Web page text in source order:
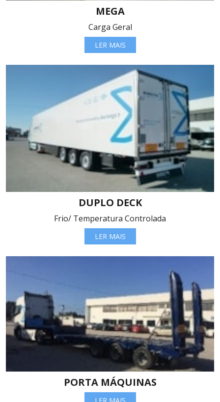
MEGA
Carga Geral
LER MAIS
DUPLO DECK
Frio/ Temperatura Controlada
LER MAIS
PORTA MÁQUINAS